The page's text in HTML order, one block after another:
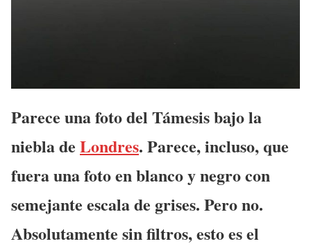
Parece una foto del Támesis bajo la
niebla de Londres. Parece, incluso, que
fuera una foto en blanco y negro con
semejante escala de grises. Pero no.
Absolutamente sin filtros, esto es el